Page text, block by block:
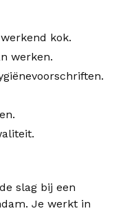
kok.
werken.
slag bij een
Je werkt in